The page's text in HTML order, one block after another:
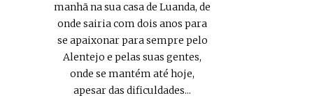
manhã na sua casa de Luanda, de
onde sairia com dois anos para
se apaixonar para sempre pelo
Alentejo e pelas suas gentes,
onde se mantém até hoje,
apesar das dificuldades...